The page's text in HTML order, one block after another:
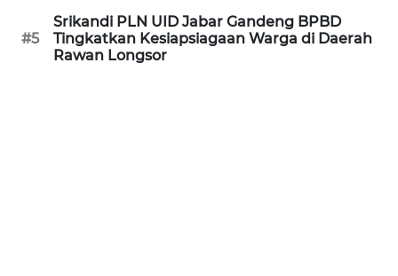
#5
Srikandi PLN UID Jabar Gandeng BPBD
Tingkatkan Kesiapsiagaan Warga di Daerah
Rawan Longsor
TIMUR
WN